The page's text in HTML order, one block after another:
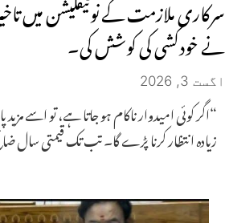
سرکاری ملازمت کے نوٹیفکیشن میں
نے خودکشی کی کوشش کی۔
اگست 3, 2026
“اگر کوئی امیدوار ناکام ہو جاتا ہے، تو اسے
زیادہ انتظار کرنا پڑے گا۔ تب تک قیمتی سال